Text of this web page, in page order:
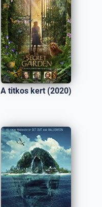
A titkos kert (2020)